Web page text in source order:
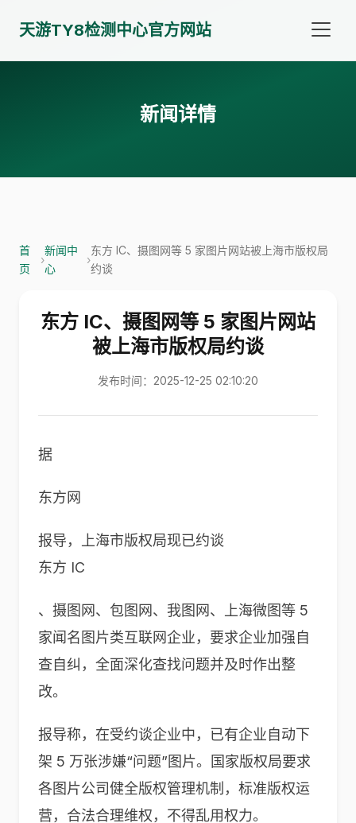
天游TY8检测中心官方网站
新闻详情
首
页
›
新闻中
心
›
东方 IC、摄图网等 5 家图片网站被上海市版权局
约谈
东方 IC、摄图网等 5 家图片网站
被上海市版权局约谈
发布时间：2025-12-25 02:10:20
据
东方网
报导，上海市版权局现已约谈
东方 IC
、摄图网、包图网、我图网、上海微图等 5
家闻名图片类互联网企业，要求企业加强自
查自纠，全面深化查找问题并及时作出整
改。
报导称，在受约谈企业中，已有企业自动下
架 5 万张涉嫌“问题”图片。国家版权局要求
各图片公司健全版权管理机制，标准版权运
营，合法合理维权，不得乱用权力。